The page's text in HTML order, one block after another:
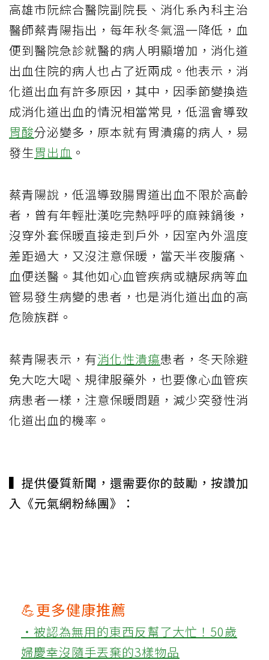
高雄市阮綜合醫院副院長、消化系內科主治
醫師蔡青陽指出，每年秋冬氣溫一降低，血
便到醫院急診就醫的病人明顯增加，消化道
出血住院的病人也占了近兩成。他表示，消
化道出血有許多原因，其中，因季節變換造
成消化道出血的情況相當常見，低溫會導致
胃酸分泌變多，原本就有胃潰瘍的病人，易
發生胃出血 。
蔡青陽說，低溫導致腸胃道出血不限於高齡
者，曾有年輕壯漢吃完熱呼呼的麻辣鍋後，
沒穿外套保暖直接走到戶外，因室內外溫度
差距過大，又沒注意保暖，當天半夜腹痛、
血便送醫。其他如心血管疾病或糖尿病等血
管易發生病變的患者，也是消化道出血的高
危險族群。
蔡青陽表示，有消化性潰瘍患者，冬天除避
免大吃大喝、規律服藥外，也要像心血管疾
病患者一樣，注意保暖問題，減少突發性消
化道出血的機率。
▍提供優質新聞，還需要你的鼓勵，按讚加
入《元氣網粉絲團》：
💪更多健康推薦
‧被認為無用的東西反幫了大忙！50歲
婦慶幸沒隨手丟棄的3樣物品